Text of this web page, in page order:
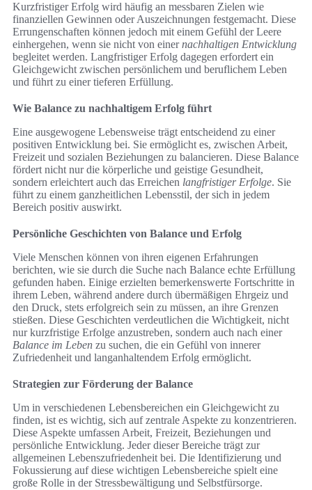
Kurzfristiger Erfolg wird häufig an messbaren Zielen wie
finanziellen Gewinnen oder Auszeichnungen festgemacht. Diese
Errungenschaften können jedoch mit einem Gefühl der Leere
einhergehen, wenn sie nicht von einernachhaltigen Entwicklung
begleitet werden. Langfristiger Erfolg dagegen erfordert ein
Gleichgewicht zwischen persönlichem und beruflichem Leben
und führt zu einer tieferen Erfüllung.
Wie Balance zu nachhaltigem Erfolg führt
Eine ausgewogene Lebensweise trägt entscheidend zu einer
positiven Entwicklung bei. Sie ermöglicht es, zwischen Arbeit,
Freizeit und sozialen Beziehungen zu balancieren. Diese Balance
fördert nicht nur die körperliche und geistige Gesundheit,
sondern erleichtert auch das Erreichen langfristiger Erfolge. Sie
führt zu einem ganzheitlichen Lebensstil, der sich in jedem
Bereich positiv auswirkt.
Persönliche Geschichten von Balance und Erfolg
Viele Menschen können von ihren eigenen Erfahrungen
berichten, wie sie durch die Suche nach Balance echte Erfüllung
gefunden haben. Einige erzielten bemerkenswerte Fortschritte in
ihrem Leben, während andere durch übermäßigen Ehrgeiz und
den Druck, stets erfolgreich sein zu müssen, an ihre Grenzen
stießen. Diese Geschichten verdeutlichen die Wichtigkeit, nicht
nur kurzfristige Erfolge anzustreben, sondern auch nach einer
Balance im Leben zu suchen, die ein Gefühl von innerer
Zufriedenheit und langanhaltendem Erfolg ermöglicht.
Strategien zur Förderung der Balance
Um in verschiedenen Lebensbereichen ein Gleichgewicht zu
finden, ist es wichtig, sich auf zentrale Aspekte zu konzentrieren.
Diese Aspekte umfassen Arbeit, Freizeit, Beziehungen und
persönliche Entwicklung. Jeder dieser Bereiche trägt zur
allgemeinen Lebenszufriedenheit bei. Die Identifizierung und
Fokussierung auf diese wichtigen Lebensbereiche spielt eine
große Rolle in der Stressbewältigung und Selbstfürsorge.